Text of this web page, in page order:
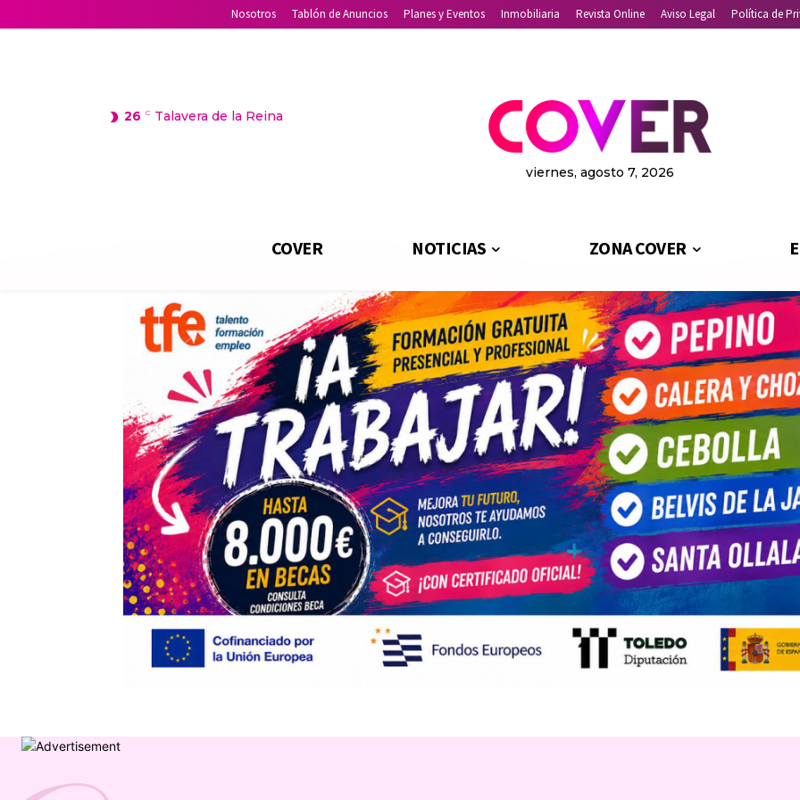
Nosotros Tablón de Anuncios Planes y Eventos Inmobiliaria Revista Online Aviso Legal Política de
26 C Talavera de la Reina
viernes, agosto 7, 2026
COVER NOTICIAS ZONA COVER